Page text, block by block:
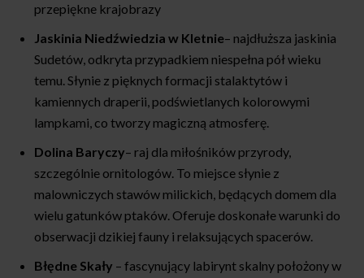
przepiękne krajobrazy
Jaskinia Niedźwiedzia w Kletnie– najdłuższa jaskinia
Sudetów, odkryta przypadkiem niespełna pół wieku
temu. Słynie z pięknych formacji stalaktytów i
kamiennych draperii, podświetlanych kolorowymi
lampkami, co tworzy magiczną atmosferę.
Dolina Baryczy– raj dla miłośników przyrody,
szczególnie ornitologów. To miejsce słynie z
malowniczych stawów milickich, będących domem dla
wielu gatunków ptaków. Oferuje doskonałe warunki do
obserwacji dzikiej fauny i relaksujących spacerów.
Błędne Skały – fascynujący labirynt skalny położony w